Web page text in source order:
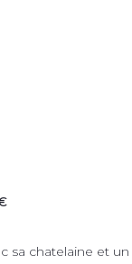
sa chatelaine et